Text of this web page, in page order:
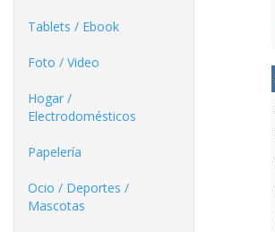
Tablets / Ebook
Foto / Video
Hogar /
Electrodomésticos
Papelería
Ocio / Deportes /
Mascotas